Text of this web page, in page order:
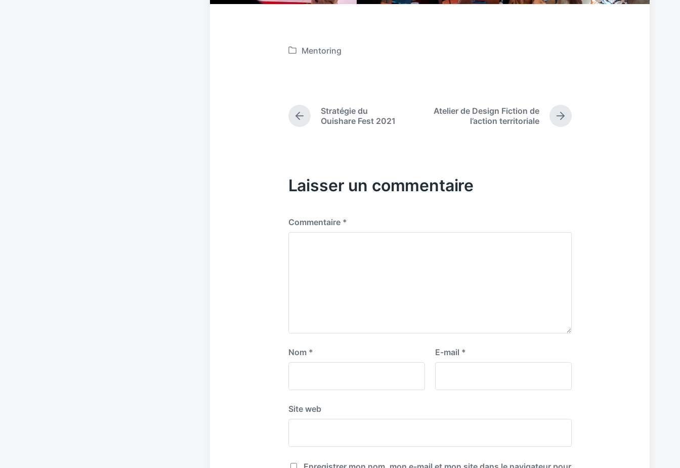
P
d
Mentoring
P
r
u
s
s
t
Stratégie du
Ouishare Fest 2021
N
e
Atelier de Design Fiction de
l’action territoriale
Laisser un commentaire
Commentaire *
Nom * E-mail *
Site web